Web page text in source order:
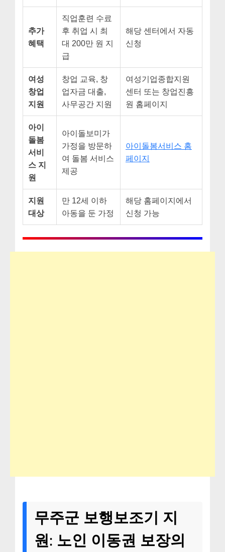
추가
혜택
직업훈련 수료
후 취업 시 최
대 200만 원 지
급
해당 센터에서 자동
신청
여성
창업
지원
창업 교육, 창
업자금 대출,
사무공간 지원
여성기업종합지원
센터 또는 창업진흥
원 홈페이지
아이
돌봄
서비
스 지
원
아이돌보미가
가정을 방문하
여 돌봄 서비스
제공
아이돌봄서비스 홈
페이지
지원
대상
만 12세 이하
아동을 둔 가정
해당 홈페이지에서
신청 가능
무주군 보행보조기 지
원: 노인 이동권 보장의